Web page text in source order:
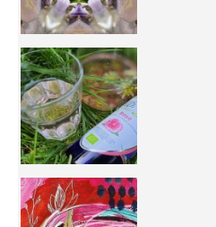
Inhabit your body and understand its